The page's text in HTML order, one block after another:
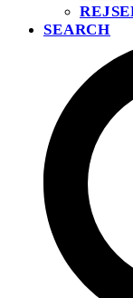
SEARCH